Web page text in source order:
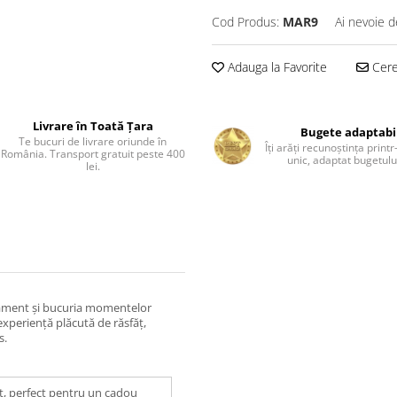
Cod Produs: MAR9 Ai nevoie
Adauga la Favorite
Livrare în Toată Țara
Te bucuri de livrare oriunde în
România. Transport gratuit peste 400
lei.
Bugete
Îți arăți recunoștința
unic, adaptat
și bucuria momentelor
plăcută de răsfăț,
perfect pentru un cadou